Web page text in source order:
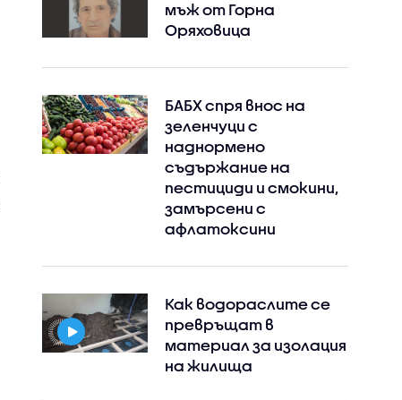
мъж от Горна
Оряховица
БАБХ спря внос на
зеленчуци с
наднормено
съдържание на
пестициди и смокини,
замърсени с
афлатоксини
Как водораслите се
превръщат в
материал за изолация
на жилища